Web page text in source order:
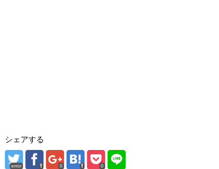
シェアする
error 0 0